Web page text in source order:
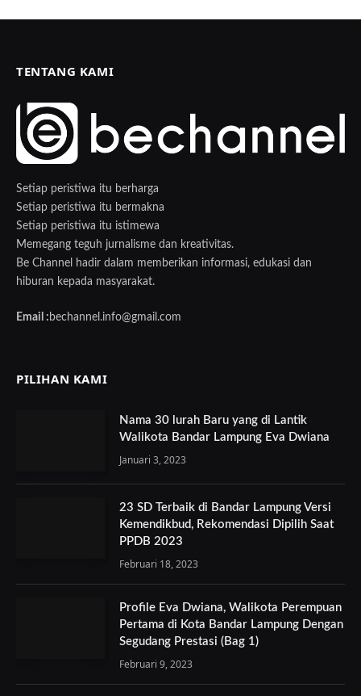
TENTANG KAMI
Setiap peristiwa itu berharga
Setiap peristiwa itu bermakna
Setiap peristiwa itu istimewa
Memegang teguh jurnalisme dan kreativitas.
Be Channel hadir dalam memberikan informasi, edukasi dan
hiburan kepada masyarakat.
Email : bechannel.info@gmail.com
PILIHAN KAMI
Nama 30 lurah Baru yang di Lantik
Walikota Bandar Lampung Eva Dwiana
Januari 3, 2023
23 SD Terbaik di Bandar Lampung Versi
Kemendikbud, Rekomendasi Dipilih Saat
PPDB 2023
Februari 18, 2023
Profile Eva Dwiana, Walikota Perempuan
Pertama di Kota Bandar Lampung Dengan
Segudang Prestasi (Bag 1)
Februari 9, 2023